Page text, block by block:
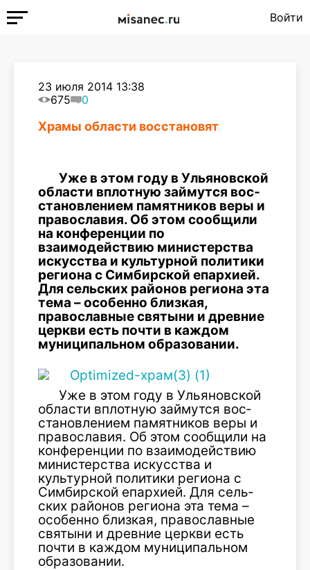
Войти
23 июля 2014 13:38
675
0
Храмы области восстановят
Уже в этом году в Ульяновской
области вплотную займутся вос­
становлением памятников веры и
православия. Об этом сообщили
на конференции по
взаимодействию министерства
искусства и культурной политики
региона с Симбирской епархией.
Для сель­ских районов региона эта
тема – особенно близкая,
православные святыни и древние
церкви есть почти в каждом
муниципальном образовании.
Уже в этом году в Ульяновской
области вплотную займутся вос­
становлением памятников веры и
православия. Об этом сообщили на
конференции по взаимодействию
министерства искусства и
культурной политики региона с
Симбирской епархией. Для сель­
ских районов региона эта тема –
особенно близкая, православные
святыни и древние церкви есть
почти в каждом муниципальном
образовании.